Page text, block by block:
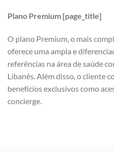
Plano Premium [page_title]
O plano Premium, o mais
oferece uma ampla e
referências na área de saúde
Libanês. Além disso, o cliente
benefícios exclusivos como
concierge.